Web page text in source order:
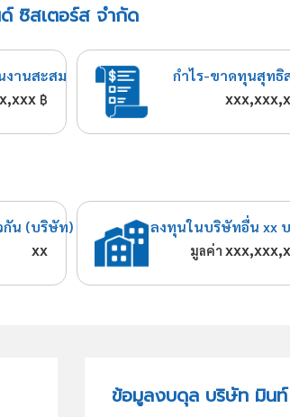
ซิสเตอร์ส จำกัด
งานสะสม
฿
กำไร-ขาดทุนสุทธิ
กัน (บริษัท)
xx
ลงทุนในบริษัทอื่น xx
มูลค่า
ข้อมูลงบดุล บริษัท มิน